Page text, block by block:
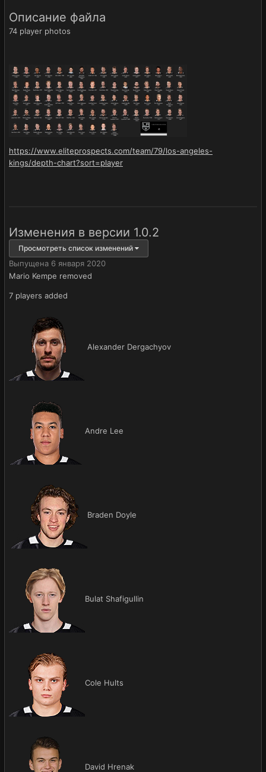
Описание файла
74 player photos
https://www.eliteprospects.com/team/79/los-angeles-
kings/depth-chart?sort=player
Изменения в версии 1.0.2
Просмотреть список изменений
Выпущена 6 января 2020
Mario Kempe removed
7 players added
Alexander Dergachyov
Andre Lee
Braden Doyle
Bulat Shafigullin
Cole Hults
David Hrenak